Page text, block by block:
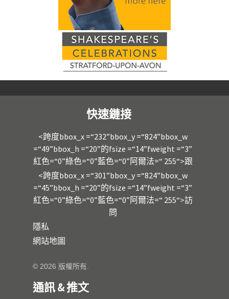
快速鏈接
<跨度bbox_x =“232”bbox_y =“824”bbox_w
=“49”bbox_h =“20”的fsize =“14”fweight =“3”
紅色=“0”綠色=“0”藍色=“0”阿爾法=“ 255“>跟
<跨度bbox_x =“301”bbox_y =“824”bbox_w
=“45”bbox_h =“20”的fsize =“14”fweight =“3”
紅色=“0”綠色=“0”藍色=“0”阿爾法=“ 255“>訪
問
隱私
網站地圖
© 2026 版權所有.
通訊 & 推文